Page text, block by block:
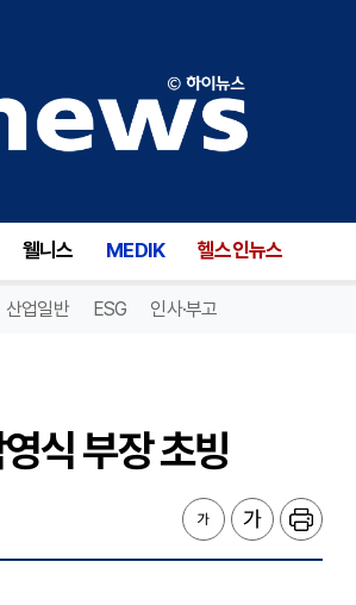
웰니스 MEDIK 헬스인뉴스
산업일반 ESG 인사·부고
식 부장 초빙